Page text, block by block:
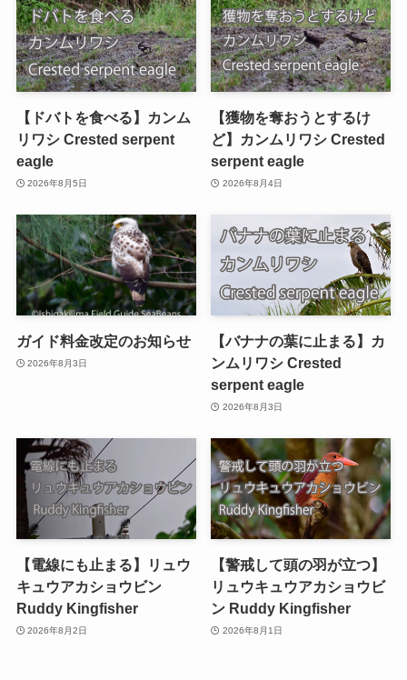
【ドバトを食べる】カンム
リワシ Crested serpent
eagle
2026年8月5日
【獲物を奪おうとするけ
ど】カンムリワシ Crested
serpent eagle
2026年8月4日
ガイド料金改定のお知らせ
2026年8月3日
【バナナの葉に止まる】カ
ンムリワシ Crested
serpent eagle
2026年8月3日
【電線にも止まる】リュウ
キュウアカショウビン
Ruddy Kingfisher
2026年8月2日
【警戒して頭の羽が立つ】
リュウキュウアカショウビ
ン Ruddy Kingfisher
2026年8月1日